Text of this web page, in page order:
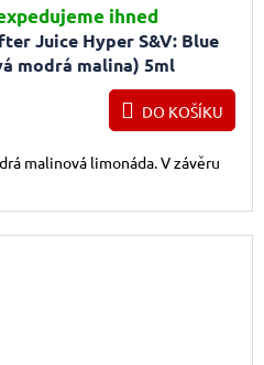
Juice Hyper S&V: Blue
modrá malina) 5ml
ihned
DO KOŠÍKU
malinová limonáda. V závěru